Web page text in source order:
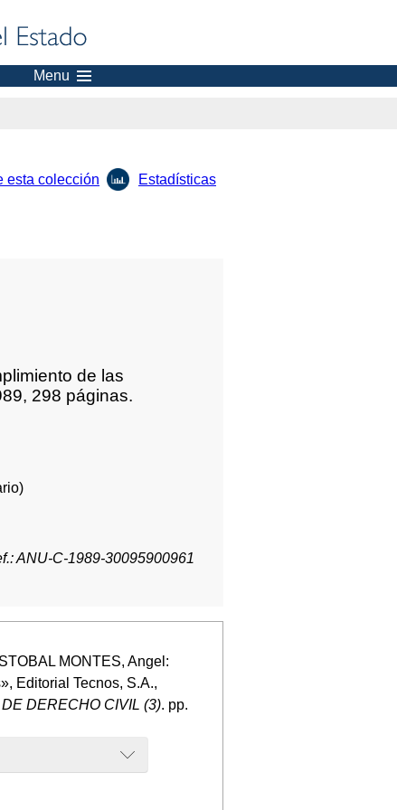
Menu
esta colección Estadísticas
de las
298 páginas.
ANU-C-1989-30095900961
MONTES, Angel:
Editorial Tecnos, S.A.,
DERECHO CIVIL (3). pp.